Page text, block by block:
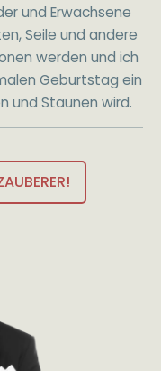
und Erwachsene
Seile und andere
werden und ich
Geburtstag ein
und Staunen wird.